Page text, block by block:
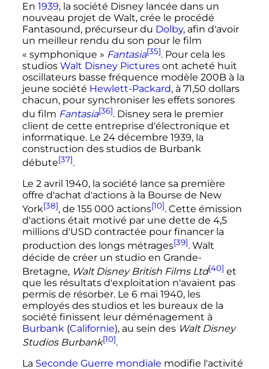
En 1939, la société Disney lancée dans un
nouveau projet de Walt, crée le procédé
Fantasound, précurseur du Dolby, afin d'avoir
un meilleur rendu du son pour le film
« symphonique » Fantasia[35]. Pour cela les
studios Walt Disney Picturesont acheté huit
oscillateurs basse fréquence modèle 200B à la
jeune société Hewlett-Packard, à 71,50 dollars
chacun, pour synchroniser les effets sonores
du film Fantasia[36]. Disney sera le premier
client de cette entreprise d'électronique et
informatique. Le 24 décembre 1939, la
construction des studios de Burbank
débute[37].
Le 2 avril 1940, la société lance sa première
offre d'achat d'actions à la Bourse de New
York[38], de 155 000 actions[10]. Cette émission
d'actions était motivé par une dette de 4,5
millions d'USD contractée pour financer la
production des longs métrages[39]. Walt
décide de créer un studio en Grande-
Bretagne, Walt Disney British Films Ltd[40] et
que les résultats d'exploitation n'avaient pas
permis de résorber. Le 6 mai 1940, les
employés des studios et les bureaux de la
société finissent leur déménagement à
Burbank(Californie), au sein des Walt Disney
Studios Burbank[10].
La Seconde Guerre mondiale modifie l'activité